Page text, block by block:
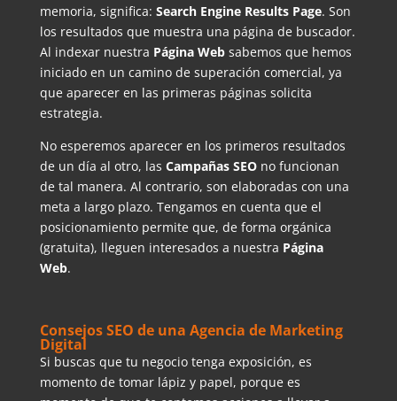
memoria, significa: Search Engine Results Page. Son
los resultados que muestra una página de buscador.
Al indexar nuestra Página Websabemos que hemos
iniciado en un camino de superación comercial, ya
que aparecer en las primeras páginas solicita
estrategia.
No esperemos aparecer en los primeros resultados
de un día al otro, las Campañas SEOno funcionan
de tal manera. Al contrario, son elaboradas con una
meta a largo plazo. Tengamos en cuenta que el
posicionamiento permite que, de forma orgánica
(gratuita), lleguen interesados a nuestra Página
Web.
Consejos SEO de una Agencia de Marketing
Digital
Si buscas que tu negocio tenga exposición, es
momento de tomar lápiz y papel, porque es